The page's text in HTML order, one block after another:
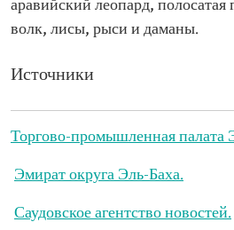
аравийский леопард, полосатая
волк, лисы, рыси и даманы.
Источники
Торгово-промышленная палата
Эмират округа Эль-Баха.
Саудовское агентство новостей.